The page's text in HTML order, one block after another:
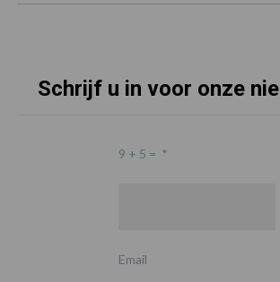
Schrijf u in voor onze
9 + 5 = *
Email